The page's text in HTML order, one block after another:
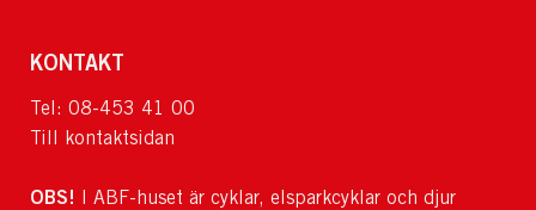
KONTAKT
Tel: 08-453 41 00
Till kontaktsidan
OBS! I ABF-huset är cyklar, elsparkcyklar och djur